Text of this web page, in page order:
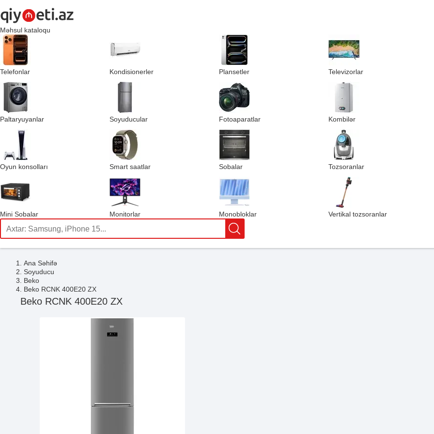
Məhsul kataloqu
Telefonlar Kondisionerler Plansetler Televizorlar
Paltaryuyanlar Soyuducular Fotoaparatlar Kombilər
Oyun konsolları Smart saatlar Sobalar Tozsoranlar
Mini Sobalar Monitorlar Monobloklar Vertikal tozsoranlar
Ana Səhifə
Soyuducu
Beko
Beko RCNK 400E20 ZX
Beko RCNK 400E20 ZX